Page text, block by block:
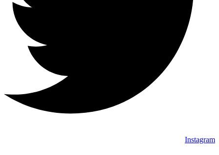
Instagram